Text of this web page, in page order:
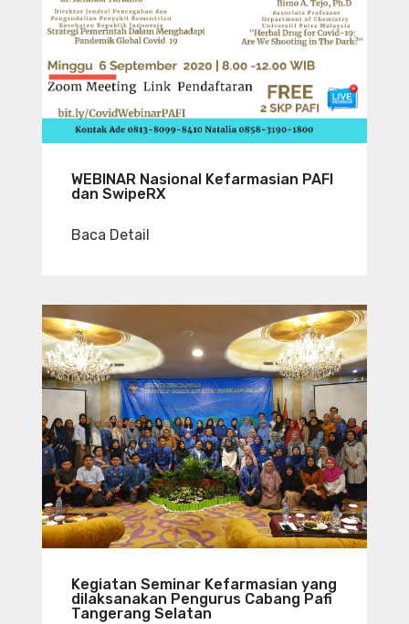
WEBINAR Nasional Kefarmasian PAFI
dan SwipeRX
Baca Detail
Kegiatan Seminar Kefarmasian yang
dilaksanakan Pengurus Cabang Pafi
Tangerang Selatan